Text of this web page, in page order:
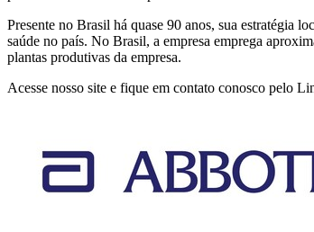
Presente no Brasil há quase 90 anos, sua estratégia
saúde no país. No Brasil, a empresa emprega
plantas produtivas da empresa.
Acesse nosso site e fique em contato conosco pelo